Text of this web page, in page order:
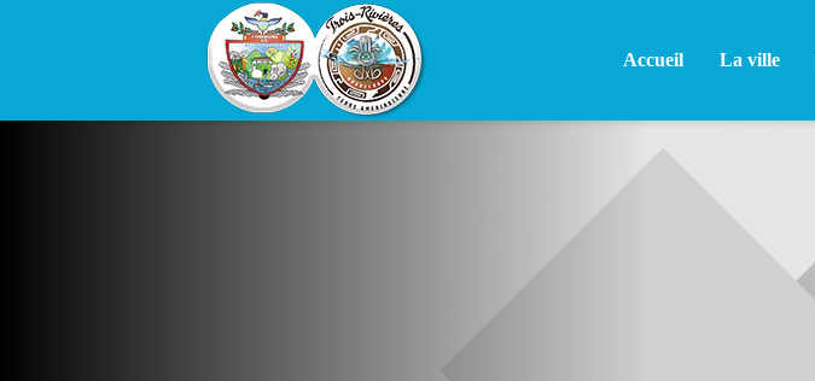
Accueil La ville